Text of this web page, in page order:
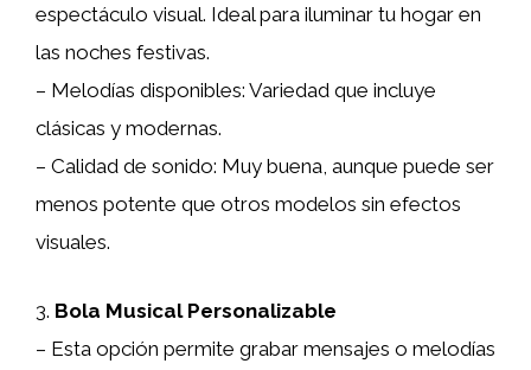
espectáculo visual. Ideal para iluminar tu hogar en
las noches festivas.
– Melodías disponibles: Variedad que incluye
clásicas y modernas.
– Calidad de sonido: Muy buena, aunque puede ser
menos potente que otros modelos sin efectos
visuales.
3. Bola Musical Personalizable
– Esta opción permite grabar mensajes o melodías